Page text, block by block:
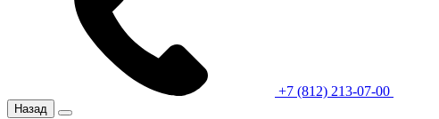
+7 (812) 213-07-00
Назад